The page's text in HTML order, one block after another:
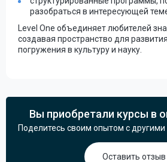
разобраться в интересующей
Level One объединяет любителей
создавая пространство для
погружения в культуру и науку.
Вы приобретали курсы в
Поделитесь своим опытом с
Оставить отзыв